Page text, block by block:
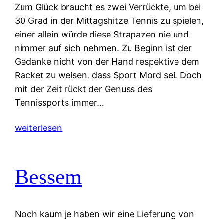
Zum Glück braucht es zwei Verrückte, um bei
30 Grad in der Mittagshitze Tennis zu spielen,
einer allein würde diese Strapazen nie und
nimmer auf sich nehmen. Zu Beginn ist der
Gedanke nicht von der Hand respektive dem
Racket zu weisen, dass Sport Mord sei. Doch
mit der Zeit rückt der Genuss des
Tennissports immer…
weiterlesen
Bessem
Noch kaum je haben wir eine Lieferung von